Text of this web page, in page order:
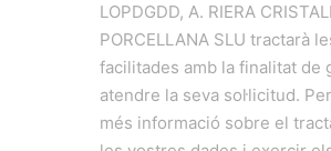
LOPDGDD, A. RIERA
PORCELLANA SLU tractarà
facilitades amb la finalitat de
atendre la seva sol·licitud.
més informació sobre el